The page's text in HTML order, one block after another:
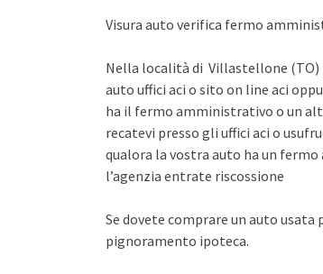
Visura auto verifica fermo
Nella località di Villastellone
auto uffici aci o sito on line aci
ha il fermo amministrativo o un
recatevi presso gli uffici aci o
qualora la vostra auto ha un
l’agenzia entrate riscossione
Se dovete comprare un auto
pignoramento ipoteca.